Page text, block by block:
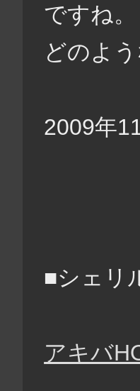
ですね。
どのよ
2009年
■シェリ
アキバ